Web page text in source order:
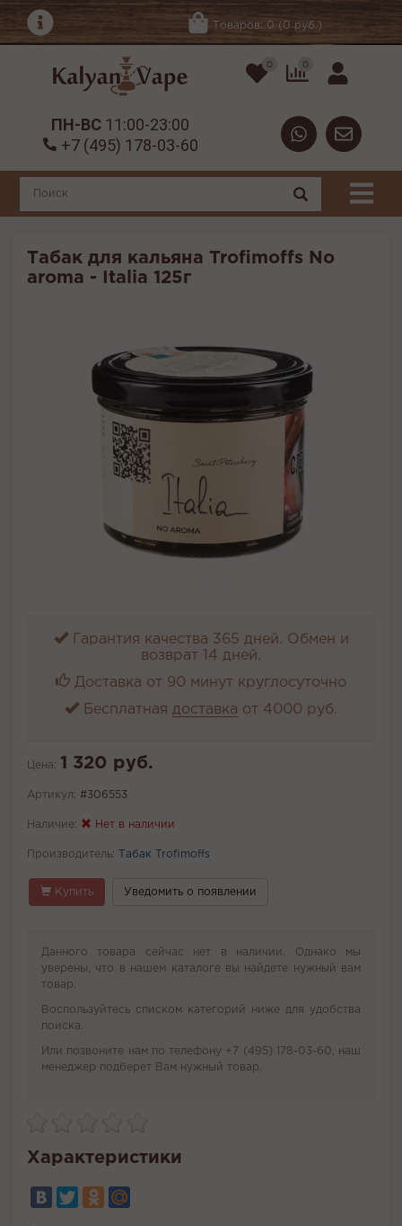
Товаров: 0 (0 руб.)
0 0
ПН-ВС 11:00-23:00
+7 (495) 178-03-60
Табак для кальяна Trofimoffs No
aroma - Italia 125г
Гарантия качества 365 дней. Обмен и
возврат 14 дней.
Доставка от 90 минут круглосуточно
Бесплатная доставка от 4000 руб.
Цена: 1 320 руб.
Артикул: #306553
Наличие: Нет в наличии
Производитель: Табак Trofimoffs
Купить Уведомить о появлении
Данного товара сейчас нет в наличии. Однако мы
уверены, что в нашем каталоге вы найдете нужный вам
товар.
Воспользуйтесь списком категорий ниже для удобства
поиска.
Или позвоните нам по телефону +7 (495) 178-03-60, наш
менеджер подберет Вам нужный товар.
Характеристики